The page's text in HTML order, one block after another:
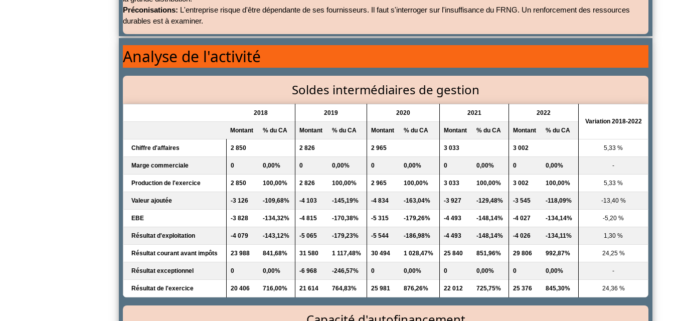
Préconisations: L'entreprise risque d'être dépendante de ses fournisseurs. Il faut s'interroger sur l'insuffisance du FRNG. Un renforcement des ressources
durables est à examiner.
Analyse de l'activité
Soldes intermédiaires de gestion
2018 2019 2020 2021
2022
Variation 2018-2022
Montant
% du CA Montant % du CA Montant % du CA Montant % du CA Montant % du CA
Chiffre d'affaires 2 850 2 826 2 965 3 033 3 002 5,33 %
Marge commerciale 0 0,00% 0 0,00% 0 0,00% 0 0,00% 0 0,00% -
Production de l'exercice 2 850 100,00% 2 826 100,00% 2 965 100,00% 3 033 100,00% 3 002 100,00% 5,33 %
Valeur ajoutée -3 126 -109,68% -4 103 -145,19% -4 834 -163,04% -3 927 -129,48% -3 545 -118,09% -13,40 %
EBE -3 828 -134,32% -4 815 -170,38% -5 315 -179,26% -4 493 -148,14% -4 027 -134,14% -5,20 %
Résultat d'exploitation -4 079 -143,12% -5 065 -179,23% -5 544 -186,98% -4 493 -148,14% -4 026 -134,11% 1,30 %
Résultat courant avant impôts 23 988 841,68% 31 580 1 117,48% 30 494 1 028,47% 25 840 851,96% 29 806 992,87% 24,25 %
Résultat exceptionnel 0 0,00% -6 968 -246,57% 0 0,00% 0 0,00% 0 0,00% -
Résultat de l'exercice 20 406 716,00% 21 614 764,83% 25 981 876,26% 22 012 725,75% 25 376 845,30% 24,36 %